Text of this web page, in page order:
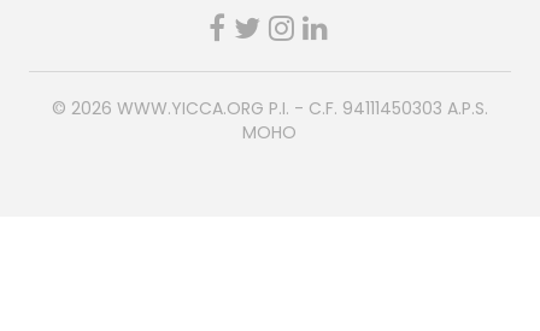
© 2026 WWW.YICCA.ORG P.I. - C.F. 94111450303 A.P.S.
MOHO